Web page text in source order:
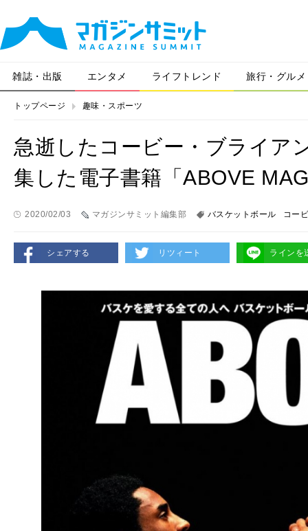
雑誌・出版 エンタメ ライフトレンド 旅行・グルメ
トップページ 趣味・スポーツ
急逝したコービー・ブライア
集した電子書籍「ABOVE
2020/02/03 マガジンサミット編集部 バスケットボール コー
シェアする リツィート ラインを